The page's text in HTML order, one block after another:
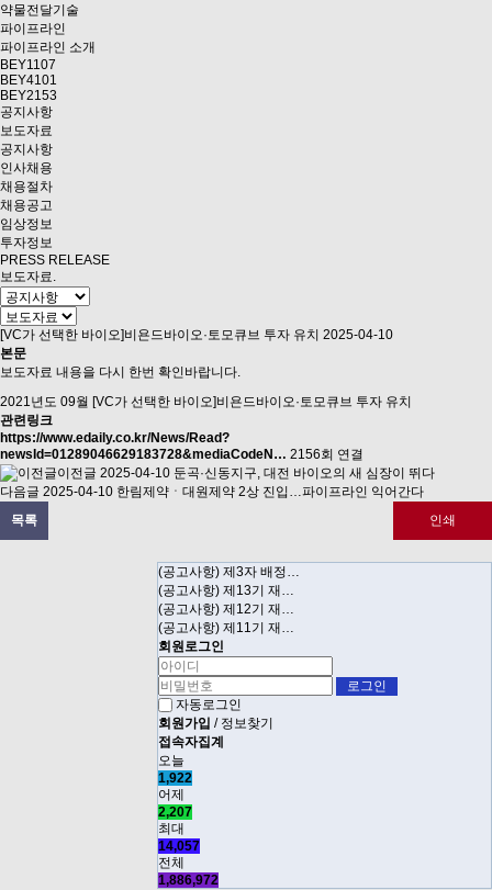
약물전달기술
파이프라인
파이프라인 소개
BEY1107
BEY4101
BEY2153
공지사항
보도자료
공지사항
인사채용
채용절차
채용공고
임상정보
투자정보
PRESS RELEASE
보도자료.
[VC가 선택한 바이오]비욘드바이오·토모큐브 투자 유치 2025-04-10
본문
보도자료 내용을 다시 한번 확인바랍니다.
2021년도 09월 [VC가 선택한 바이오]비욘드바이오·토모큐브 투자 유치
관련링크
https://www.edaily.co.kr/News/Read?
newsId=01289046629183728&mediaCodeN… 2156회 연결
이전글 2025-04-10 둔곡·신동지구, 대전 바이오의 새 심장이 뛰다
다음글 2025-04-10 한림제약ㆍ대원제약 2상 진입…파이프라인 익어간다
인쇄
목록
(공고사항) 제3자 배정…
(공고사항) 제13기 재…
(공고사항) 제12기 재…
(공고사항) 제11기 재…
회원로그인
자동로그인
회원가입 / 정보찾기
접속자집계
오늘
1,922
어제
2,207
최대
14,057
전체
1,886,972